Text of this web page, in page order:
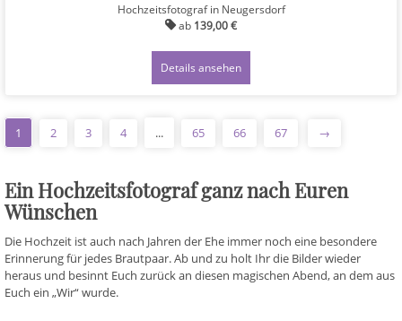
Hochzeitsfotografin Neugersdorf
ab 139,00 €
Details ansehen
1 2 3 4 ... 65 66 67 →
Ein Hochzeitsfotograf ganz nach Euren
Wünschen
Die Hochzeit ist auch nach Jahren der Ehe immer noch eine besondere
Erinnerung für jedes Brautpaar. Ab und zu holt Ihr die Bilder wieder
heraus und besinnt Euch zurück an diesen magischen Abend, an dem aus
Euch ein „Wir“ wurde.